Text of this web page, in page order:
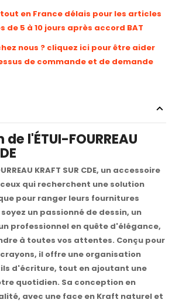
en France délais pour les articles
de 5 à 10 jours après accord BAT
nous ? cliquez ici pour être aider
de commande et de demande
l'ÉTUI-FOURREAU
KRAFT SUR CDE, un accessoire
qui recherchent une solution
pour ranger leurs fournitures
un passionné de dessin, un
professionnel en quête d'élégance,
à toutes vos attentes. Conçu pour
il offre une organisation
d'écriture, tout en ajoutant une
quotidien. Sa conception en
avec une face en Kraft naturel et